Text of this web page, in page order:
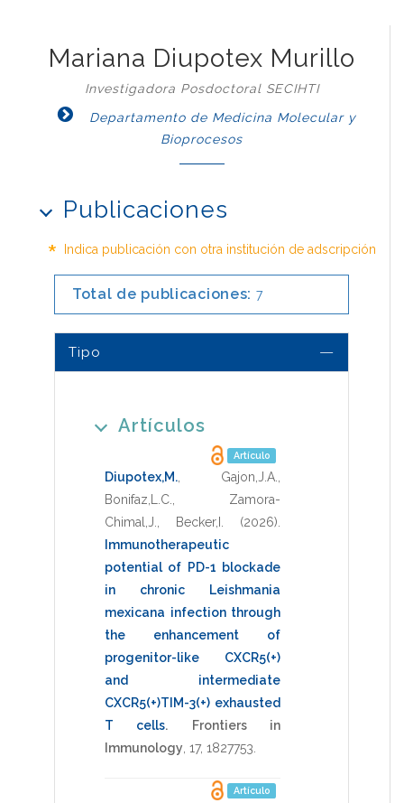
Mariana Diupotex Murillo
Investigadora Posdoctoral SECIHTI
Departamento de Medicina Molecular y
Bioprocesos
Publicaciones
* Indica publicación con otra institución de adscripción
Total de publicaciones: 7
Tipo
Artículos
Artículo
Diupotex,M. Gajon,J.A.
Bonifaz,L.C.
Zamora-
Chimal,J.
Becker,I. (2026)
Immunotherapeutic
potential of PD-1 blockade
in chronic Leishmania
mexicana infection through
the enhancement of
progenitor-like CXCR5(+)
and intermediate
CXCR5(+)TIM-3(+) exhausted
T cells.
Frontiers in
Immunology 17, 1827753
Artículo